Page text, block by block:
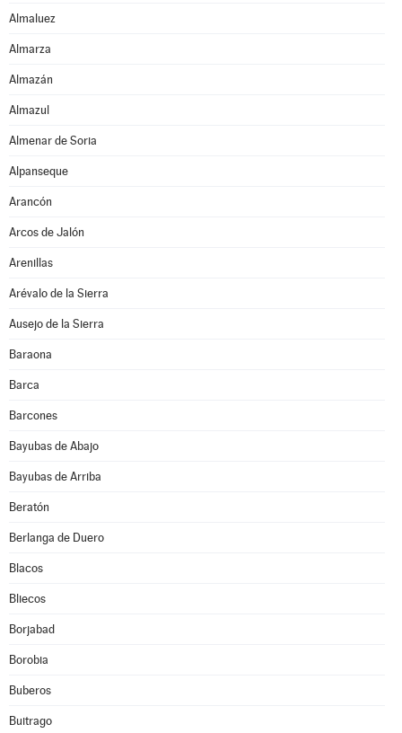
Almaluez
Almarza
Almazán
Almazul
Almenar de Soria
Alpanseque
Arancón
Arcos de Jalón
Arenillas
Arévalo de la Sierra
Ausejo de la Sierra
Baraona
Barca
Barcones
Bayubas de Abajo
Bayubas de Arriba
Beratón
Berlanga de Duero
Blacos
Bliecos
Borjabad
Borobia
Buberos
Buitrago